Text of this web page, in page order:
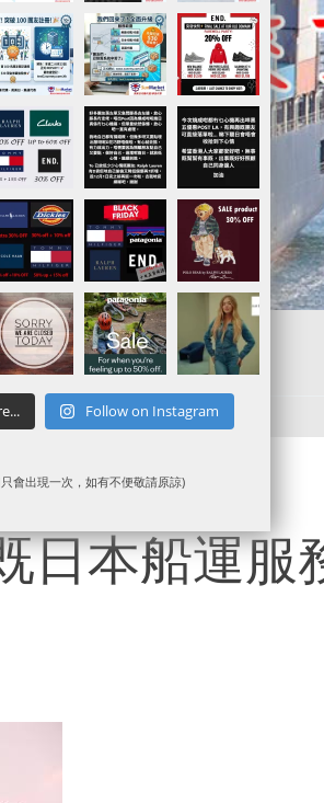
日本船運服
Follow on Instagram
會出現一次，如有不便敬請原諒)